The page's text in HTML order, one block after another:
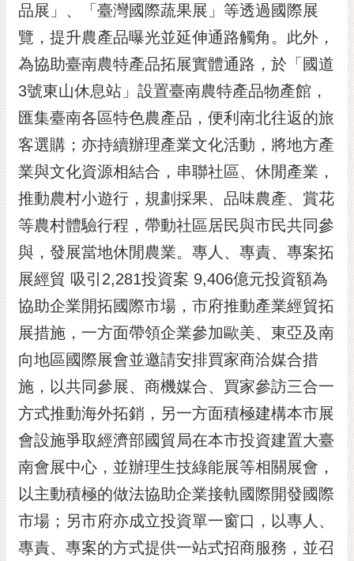
品展」、「臺灣國際蔬果展」等透過國際展
覽，提升農產品曝光並延伸通路觸角。此外，
為協助臺南農特產品拓展實體通路，於「國道
3號東山休息站」設置臺南農特產品物產館，
匯集臺南各區特色農產品，便利南北往返的旅
客選購；亦持續辦理產業文化活動，將地方產
業與文化資源相結合，串聯社區、休閒產業，
推動農村小遊行，規劃採果、品味農產、賞花
等農村體驗行程，帶動社區居民與市民共同參
與，發展當地休閒農業。專人、專責、專案拓
展經貿 吸引2,281投資案 9,406億元投資額為
協助企業開拓國際市場，市府推動產業經貿拓
展措施，一方面帶領企業參加歐美、東亞及南
向地區國際展會並邀請安排買家商洽媒合措
施，以共同參展、商機媒合、買家參訪三合一
方式推動海外拓銷，另一方面積極建構本市展
會設施爭取經濟部國貿局在本市投資建置大臺
南會展中心，並辦理生技綠能展等相關展會，
以主動積極的做法協助企業接軌國際開發國際
市場；另市府亦成立投資單一窗口，以專人、
專責、專案的方式提供一站式招商服務，並召